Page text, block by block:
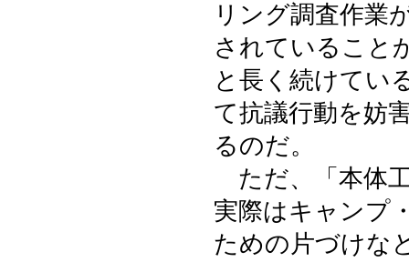
リング調査作業
されていること
と長く続けてい
て抗議行動を妨
るのだ。
ただ、「本体
実際はキャンプ
ための片づけな